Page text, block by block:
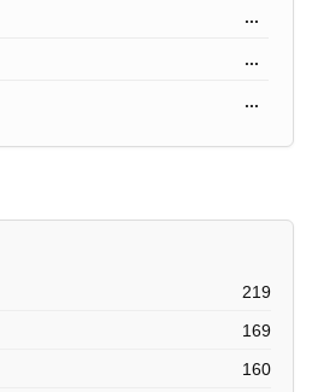
...
...
...
219
169
160